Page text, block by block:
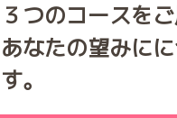
３つのコースを
あなたの望みに
す。